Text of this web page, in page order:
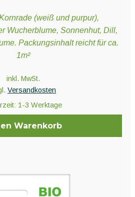
(weiß und purpur),
Wucherblume, Sonnenhut, Dill,
Packungsinhalt reicht für ca.
1m²
inkl. MwSt.
Versandkosten
1-3 Werktage
Warenkorb